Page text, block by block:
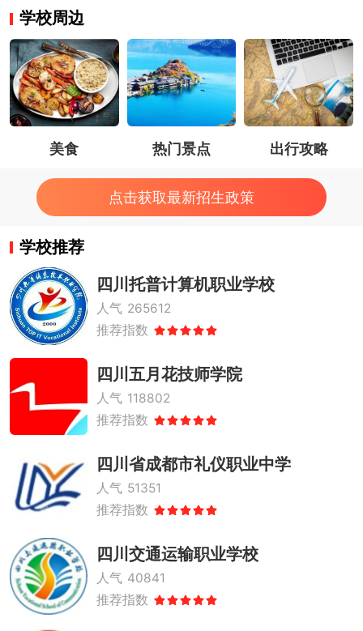
学校周边
美食 热门景点 出行攻略
点击获取最新招生政策
学校推荐
四川托普计算机职业学校
人气 265612
推荐指数
四川五月花技师学院
人气 118802
推荐指数
四川省成都市礼仪职业中学
人气 51351
推荐指数
四川交通运输职业学校
人气 40841
推荐指数